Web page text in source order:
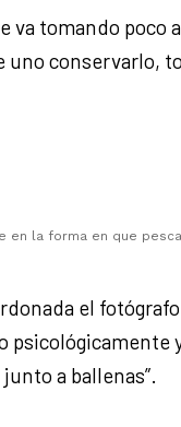
va tomando
uno conservarlo,
en la forma en que
el
a ballenas”.